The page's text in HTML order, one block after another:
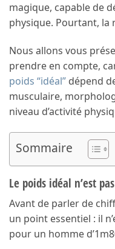
magique, capable de
physique. Pourtant, la
Nous allons vous
prendre en compte,
poids “idéal” dépend
musculaire,
niveau d’activité
Sommaire
Le poids idéal n’est
Avant de parler de
un point essentiel : il
pour un homme